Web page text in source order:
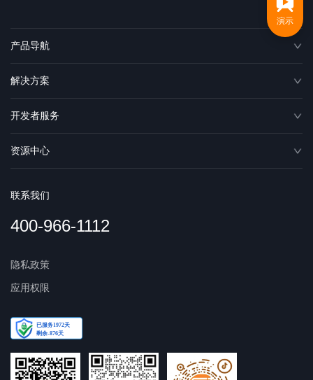
产品导航
解决方案
开发者服务
资源中心
联系我们
400-966-1112
隐私政策
应用权限
演示